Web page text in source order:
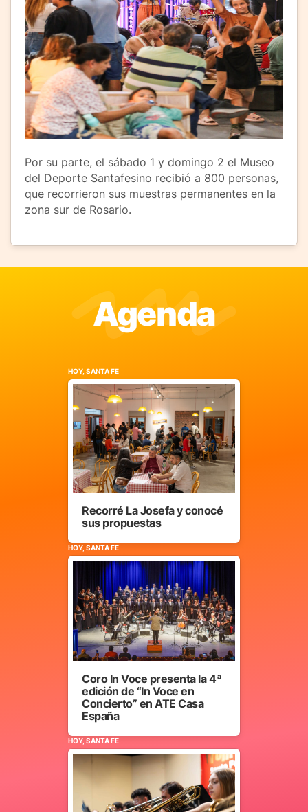
Por su parte, el sábado 1 y domingo 2 el Museo
del Deporte Santafesino recibió a 800 personas,
que recorrieron sus muestras permanentes en la
zona sur de Rosario.
Agenda
HOY, SANTA FE
Recorré La Josefa y conocé
sus propuestas
HOY, SANTA FE
Coro In Voce presenta la 4ª
edición de “In Voce en
Concierto” en ATE Casa
España
HOY, SANTA FE